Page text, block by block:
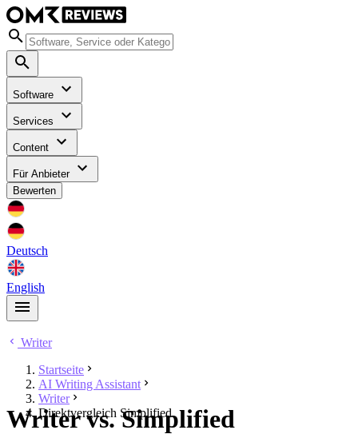
Software
Services
Content
Für Anbieter
Bewerten
Deutsch
English
Writer
Startseite
AI Writing Assistant
Writer
Direktvergleich Simplified
Writer vs. Simplified